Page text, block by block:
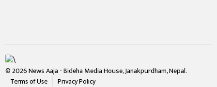
© 2026 News Aaja - Bideha Media House, Janakpurdham, Nepal.
Terms of Use Privacy Policy